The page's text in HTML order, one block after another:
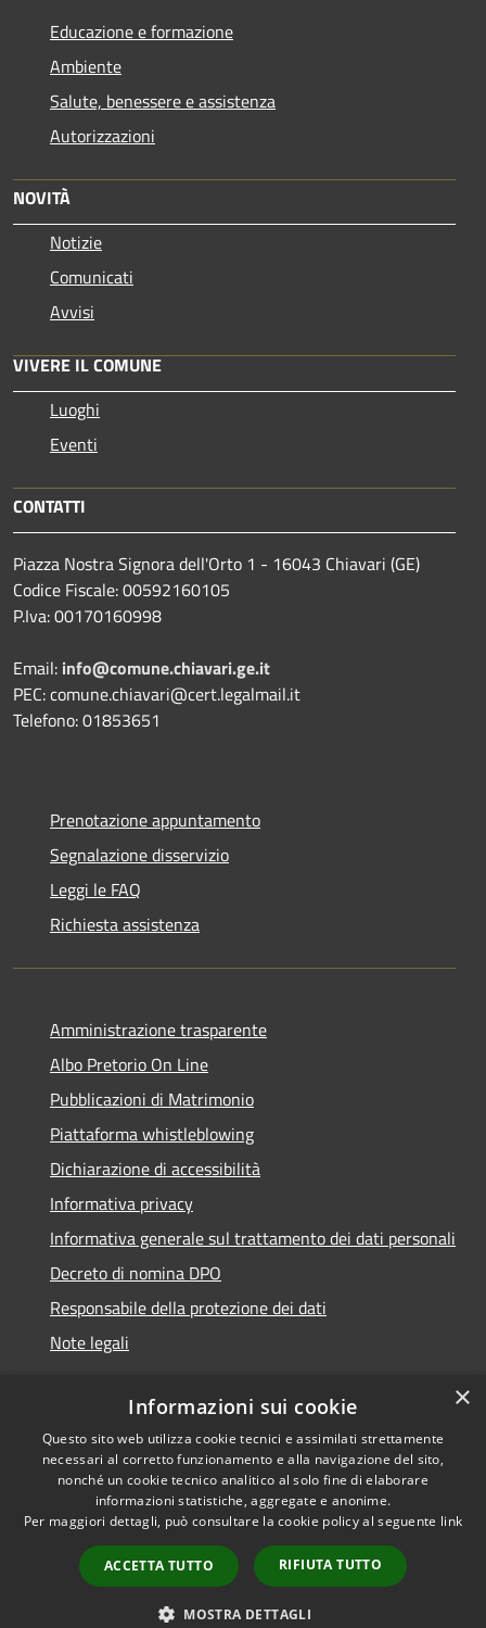
Educazione e formazione
Ambiente
Salute, benessere e assistenza
Autorizzazioni
NOVITÀ
Notizie
Comunicati
Avvisi
VIVERE IL COMUNE
Luoghi
Eventi
CONTATTI
Piazza Nostra Signora dell'Orto 1 - 16043 Chiavari (GE)
Codice Fiscale: 00592160105
P.Iva: 00170160998
Email: info@comune.chiavari.ge.it
PEC: comune.chiavari@cert.legalmail.it
Telefono: 01853651
Prenotazione appuntamento
Segnalazione disservizio
Leggi le FAQ
Richiesta assistenza
Amministrazione trasparente
Albo Pretorio On Line
Pubblicazioni di Matrimonio
Piattaforma whistleblowing
Dichiarazione di accessibilità
Informativa privacy
Informativa generale sul trattamento dei dati personali
Decreto di nomina DPO
Responsabile della protezione dei dati
Note legali
RSS
Accessibilità
Cookie
Mappa del sito
Piano di miglioramento
© 2021 - 2026 Comune di
Chiavari -Area Riservata
×
Informazioni sui cookie
Questo sito web utilizza cookie tecnici e assimilati strettamente
necessari al corretto funzionamento e alla navigazione del sito,
nonché un cookie tecnico analitico al solo fine di elaborare
informazioni statistiche, aggregate e anonime.
Per maggiori dettagli, può consultare la cookie policy al seguente link
ACCETTA TUTTO RIFIUTA TUTTO
MOSTRA DETTAGLI